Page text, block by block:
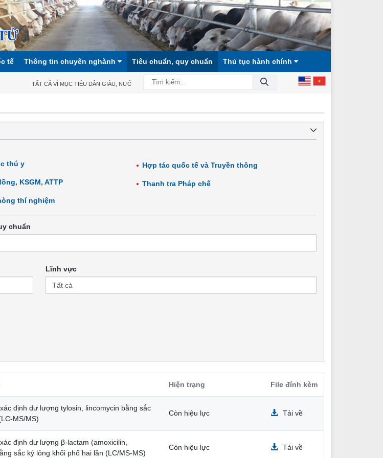
tế Thông tin chuyên nghành Tiêu chuẩn, quy chuẩn Thủ tục hành chính
TẤT CẢ VÌ MỤC TIÊU DÂN GIÀU, NƯỚC MẠNH, XÃ HỘI CÔNG BẰNG, DÂN CHỦ, VĂN MINH!
thú y
KSGM, ATTP
thí nghiệm
Hợp tác quốc tế và Truyền thông
Thanh tra Pháp chế
chuẩn
Lĩnh vực
Hiện trạng File đính kèm
định dư lượng tylosin, lincomycin bằng sắc
MS/MS)
Còn hiệu lực Tải về
định dư lượng β-lactam (amoxicilin,
sắc ký lỏng khối phổ hai lần (LC/MS-MS)
Còn hiệu lực Tải về